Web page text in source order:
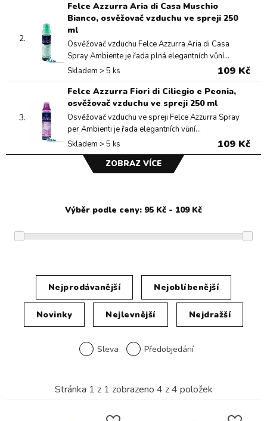
2.
Felce Azzurra Aria di Casa Muschio
Bianco, osvěžovač vzduchu ve spreji 250
ml
Osvěžovač vzduchu Felce Azzurra Aria di Casa
Spray Ambiente je řada plná elegantních vůní...
Skladem > 5 ks
109 Kč
3.
Felce Azzurra Fiori di Ciliegio e Peonia,
osvěžovač vzduchu ve spreji 250 ml
Osvěžovač vzduchu ve spreji Felce Azzurra Spray
per Ambienti je řada elegantních vůní...
Skladem > 5 ks
109 Kč
ZOBRAZ VÍCE
Nejprodávanější Nejoblíbenější
Novinky Nejlevnější Nejdražší
Sleva Předobjedání
Stránka 1 z 1 zobrazeno 4 z4 položek